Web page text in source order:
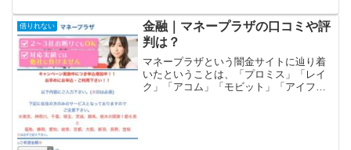
借りれない
金融｜マネープラザの口コミや評
判は？
マネープラザという闇金サイトに辿り着
いたということは、「プロミス」「レイ
ク」「アコム」「モビット」「アイフ